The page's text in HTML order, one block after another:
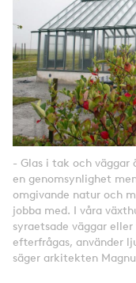
- Glas i tak och väggar
en genomsynlighet
omgivande natur och
jobba med. I våra
syraetsade väggar
efterfrågas, använder
säger arkitekten